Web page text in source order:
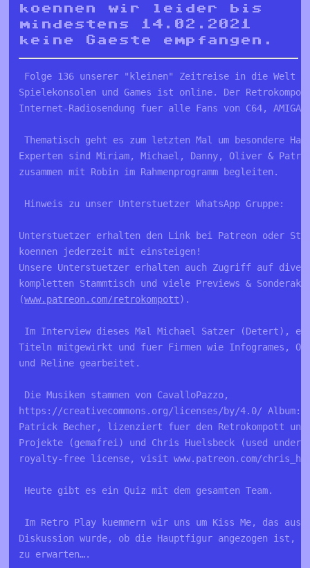
koennen wir leider bis
mindestens 14.02.2021
keine Gaeste empfangen.
Folge 136 unserer "kleinen" Zeitreise in die Welt
Spielekonsolen und Games ist online. Der
Internet-Radiosendung fuer alle Fans von C64, AMIGA,
Thematisch geht es zum letzten Mal um besondere
Experten sind Miriam, Michael, Danny, Oliver &
zusammen mit Robin im Rahmenprogramm begleiten.
Hinweis zu unser Unterstuetzer WhatsApp Gruppe:
Unterstuetzer erhalten den Link bei Patreon oder
koennen jederzeit mit einsteigen!
Unsere Unterstuetzer erhalten auch Zugriff auf
kompletten Stammtisch und viele Previews &
(www.patreon.com/retrokompott).
Im Interview dieses Mal Michael Satzer (Detert),
Titeln mitgewirkt und fuer Firmen wie Infogrames,
und Reline gearbeitet.
Die Musiken stammen von CavalloPazzo,
https://creativecommons.org/licenses/by/4.0/
Patrick Becher, lizenziert fuer den Retrokompott
Projekte (gemafrei) und Chris Huelsbeck (used under
royalty-free license, visit www.patreon.com/
Heute gibt es ein Quiz mit dem gesamten Team.
Im Retro Play kuemmern wir uns um Kiss Me, das
Diskussion wurde, ob die Hauptfigur angezogen ist,
zu erwarten….